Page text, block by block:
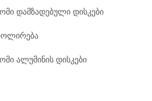
დამზადებული დისკები
ალუმინის დისკები